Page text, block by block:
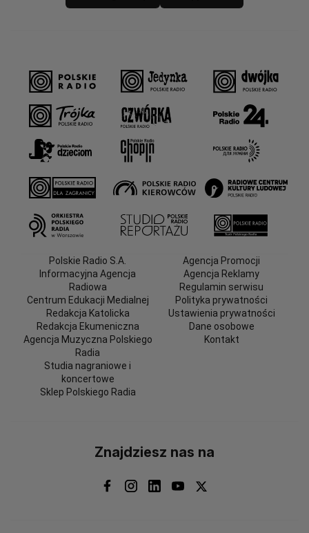
Polskie Radio S.A.
Informacyjna Agencja
Radiowa
Centrum Edukacji Medialnej
Redakcja Katolicka
Redakcja Ekumeniczna
Agencja Muzyczna Polskiego
Radia
Studia nagraniowe i
koncertowe
Sklep Polskiego Radia
Agencja Promocji
Agencja Reklamy
Regulamin serwisu
Polityka prywatności
Ustawienia prywatności
Dane osobowe
Kontakt
Znajdziesz nas na